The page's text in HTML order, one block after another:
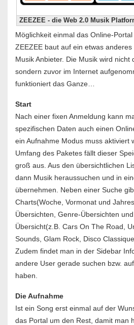
ZEEZEE - die Web 2.0 Musik
Möglichkeit einmal das Online-Portal
ZEEZEE baut auf ein etwas
Musik Anbieter. Die Musik wird nicht
sondern zuvor im Internet
funktioniert das Ganze…
Start
Nach einer fixen Anmeldung kann
spezifischen Daten auch einen
ein Aufnahme Modus muss aktiviert
Umfang des Paketes fällt dieser
groß aus. Aus den übersichtlichen
dann Musik heraussuchen und in
übernehmen. Neben einer Suche
Charts(Woche, Vormonat und
Übersichten, Genre-Übersichten
Übersicht(z.B. Cars On The Road,
Sounds, Glam Rock, Disco
Zudem findet man in der Sidebar
andere User gerade suchen bzw.
haben.
Die Aufnahme
Ist ein Song erst einmal auf der
das Portal um den Rest, damit man